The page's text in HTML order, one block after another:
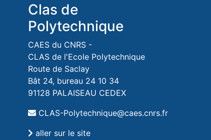
Clas de
Polytechnique
CAES du CNRS -
CLAS de l'Ecole Polytechnique
Route de Saclay
Bât 24, bureau 24 10 34
91128 PALAISEAU CEDEX
CLAS-Polytechnique@caes.cnrs.fr
aller sur le site